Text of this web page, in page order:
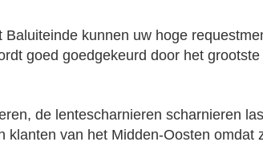
kunnen uw hoge
goed goedgekeurd door het grootste
de lentescharnieren scharnieren
klanten van het Midden-Oosten omdat